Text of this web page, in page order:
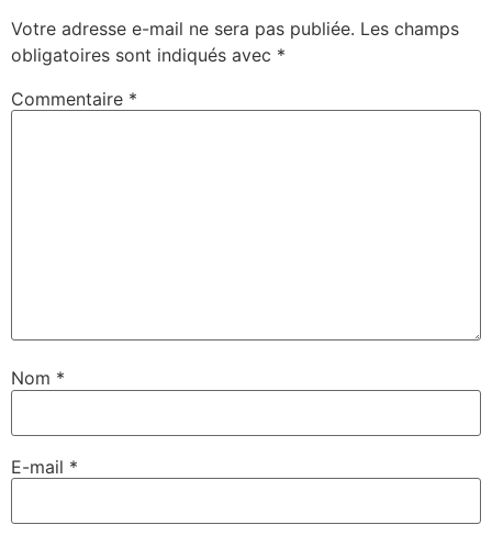
Votre adresse e-mail ne sera pas publiée. Les champs
obligatoires sont indiqués avec *
Commentaire *
Nom *
E-mail *